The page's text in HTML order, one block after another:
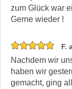
zum Glück war
Gerne wieder !
F.
Nachdem wir
haben wir
gemacht, ging